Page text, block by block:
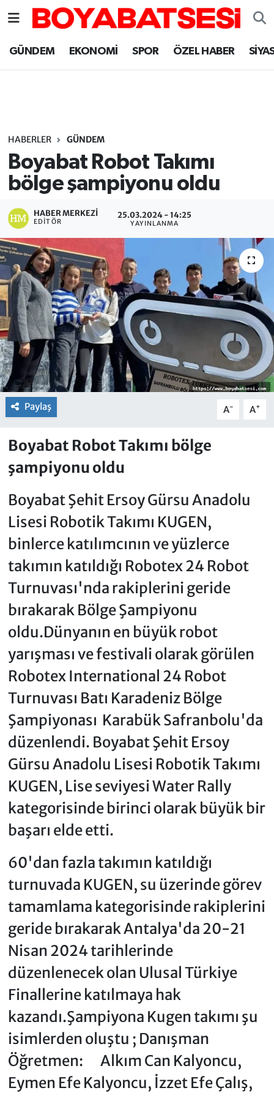
GÜNDEM EKONOMİ SPOR ÖZEL HABER
HABERLER GÜNDEM
Boyabat Robot Takımı
bölge şampiyonu oldu
HABER MERKEZI
EDITÖR
25.03.2024 - 14:25
YAYINLANMA
Paylaş A- A+
Boyabat Robot Takımı bölge
şampiyonu oldu
Boyabat Şehit Ersoy Gürsu Anadolu
Lisesi Robotik Takımı KUGEN,
binlerce katılımcının ve yüzlerce
takımın katıldığı Robotex 24 Robot
Turnuvası'nda rakiplerini geride
bırakarak Bölge Şampiyonu
oldu.Dünyanın en büyük robot
yarışması ve festivali olarak görülen
Robotex International 24 Robot
Turnuvası Batı Karadeniz Bölge
Şampiyonası Karabük Safranbolu'da
düzenlendi. Boyabat Şehit Ersoy
Gürsu Anadolu Lisesi Robotik Takımı
KUGEN, Lise seviyesi Water Rally
kategorisinde birinci olarak büyük bir
başarı elde etti.
60'dan fazla takımın katıldığı
turnuvada KUGEN, su üzerinde görev
tamamlama kategorisinde rakiplerini
geride bırakarak Antalya'da 20-21
Nisan 2024 tarihlerinde
düzenlenecek olan Ulusal Türkiye
Finallerine katılmaya hak
kazandı.Şampiyona Kugen takımı şu
isimlerden oluştu ; Danışman
Öğretmen: Alkım Can Kalyoncu,
Eymen Efe Kalyoncu, İzzet Efe Çalış,
Sinop Nöbetçi Eczaneler
Sinop Trafik Yoğunluk Haritası
Süper Lig Puan Durumu ve Fikstür
Haber Arşivi